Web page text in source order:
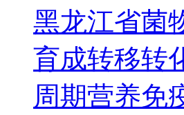
黑龙江省菌
育成转移转
周期营养免